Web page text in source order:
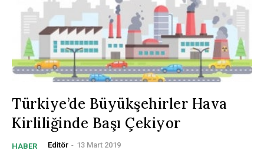
Türkiye’de Büyükşehirler Hava
Kirliliğinde Başı Çekiyor
HABER Editör - 13 Mart 2019